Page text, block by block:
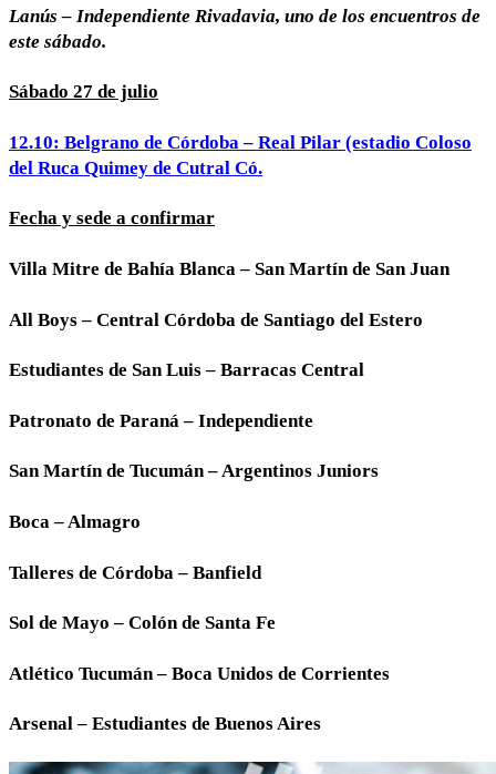
Lanús – Independiente Rivadavia, uno de los encuentros de
este sábado.
Sábado 27 de julio
12.10: Belgrano de Córdoba – Real Pilar (estadio Coloso
del Ruca Quimey de Cutral Có.
Fecha y sede a confirmar
Villa Mitre de Bahía Blanca – San Martín de San Juan
All Boys – Central Córdoba de Santiago del Estero
Estudiantes de San Luis – Barracas Central
Patronato de Paraná – Independiente
San Martín de Tucumán – Argentinos Juniors
Boca – Almagro
Talleres de Córdoba – Banfield
Sol de Mayo – Colón de Santa Fe
Atlético Tucumán – Boca Unidos de Corrientes
Arsenal – Estudiantes de Buenos Aires